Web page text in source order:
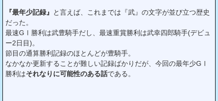
『最年少記録』
と言えば、これまでは『武』の文字が並び立つ歴史
だった。
最速GⅠ勝利は武豊騎手だし、最速重賞勝利は武幸四郎騎手(デビュ
ー2日目)。
節目の通算勝利記録のほとんどが豊騎手。
なかなか更新することが難しい記録ばかりだが、今回の最年少GⅠ
勝利はそれなりに可能性のある話である。